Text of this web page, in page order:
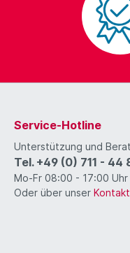
Service-Hotline
Unterstützung und
Tel. +49 (0) 711 - 44
Mo-Fr 08:00 - 17:00 Uhr
Oder über unser